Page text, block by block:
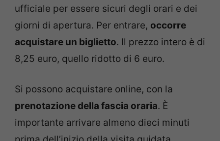
ufficiale per essere sicuri degli orari e dei
giorni di apertura. Per entrare, occorre
acquistare un biglietto. Il prezzo intero è di
8,25 euro, quello ridotto di 6 euro.
Si possono acquistare online, con la
prenotazione della fascia oraria. È
importante arrivare almeno dieci minuti